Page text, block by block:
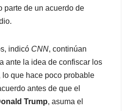
parte de un acuerdo de
indicó CNN, continúan
ante la idea de confiscar los
que hace poco probable
antes de que el
Trump, asuma el